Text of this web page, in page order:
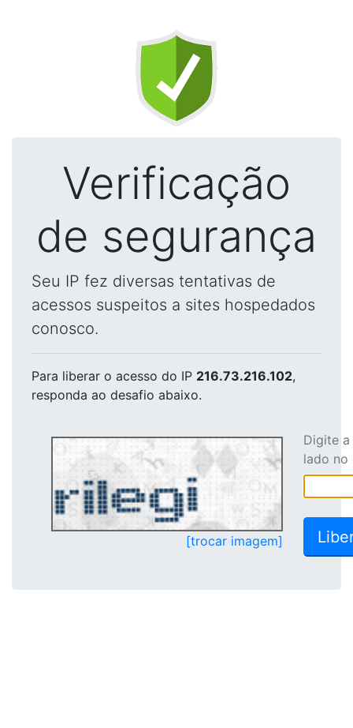
Verificação
de segurança
Seu IP fez diversas tentativas de
acessos suspeitos a sites hospedados
conosco.
Para liberar o acesso do IP 216.73.216.102,
responda ao desafio abaixo.
[trocar imagem]
Digite
lado no